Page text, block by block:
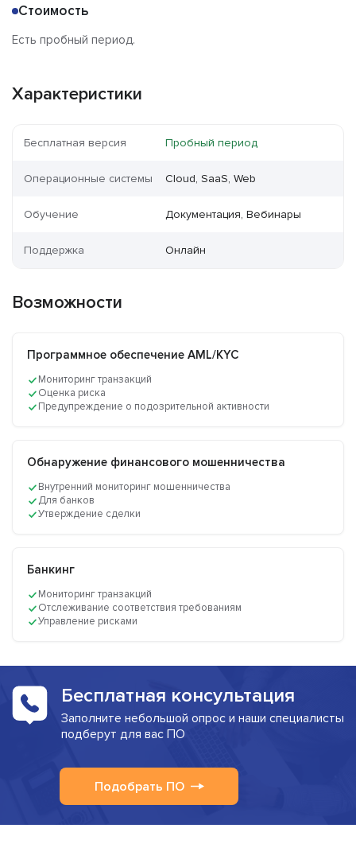
Стоимость
Есть пробный период.
Характеристики
Бесплатная версия Пробный период
Операционные системы Cloud, SaaS, Web
Обучение Документация, Вебинары
Поддержка Онлайн
Возможности
Программное обеспечение AML/KYC
Мониторинг транзакций
Оценка риска
Предупреждение о подозрительной активности
Обнаружение финансового мошенничества
Внутренний мониторинг мошенничества
Для банков
Утверждение сделки
Банкинг
Мониторинг транзакций
Отслеживание соответствия требованиям
Управление рисками
Бесплатная консультация
Заполните небольшой опрос и наши специалисты
подберут для вас ПО
Подобрать ПО